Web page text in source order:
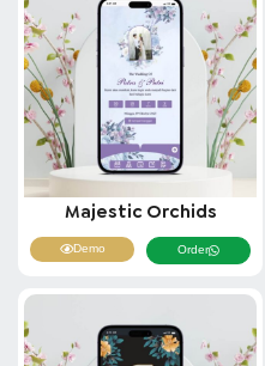
Majestic Orchids
Demo Order